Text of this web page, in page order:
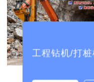
工程钻机/打